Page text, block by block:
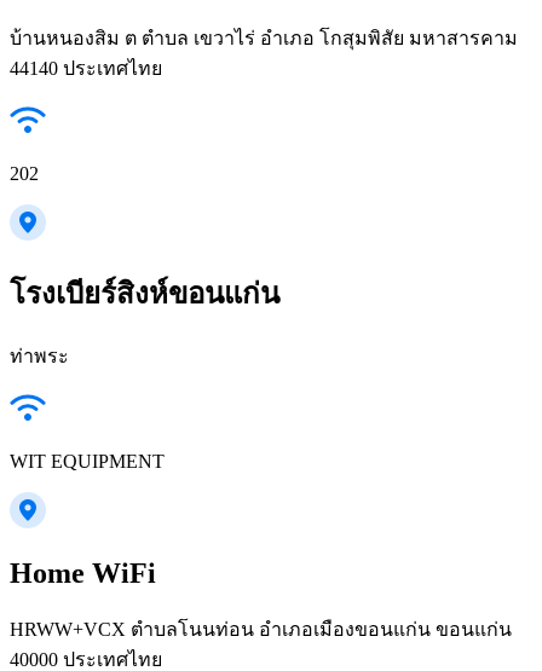
บ้านหนองสิม ต ตำบล เขวาไร่ อำเภอ โกสุมพิสัย มหาสารคาม
44140 ประเทศไทย
202
โรงเบียร์สิงห์ขอนแก่น
ท่าพระ
WIT EQUIPMENT
Home WiFi
HRWW+VCX ตำบลโนนท่อน อำเภอเมืองขอนแก่น ขอนแก่น
40000 ประเทศไทย